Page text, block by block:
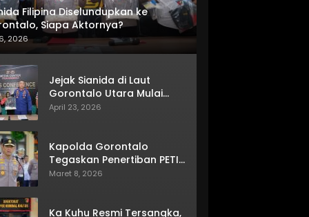
Filipina Diselundupkan ke
Siapa Aktornya?
2026
Jejak Sianida di Laut
Gorontalo Utara Mulai
Terkuak
April 23, 2026
Kapolda Gorontalo
Tegaskan Penertiban PETI
Terus Berjalan
Maret 8, 2026
Ka Kuhu Resmi Tersangka,